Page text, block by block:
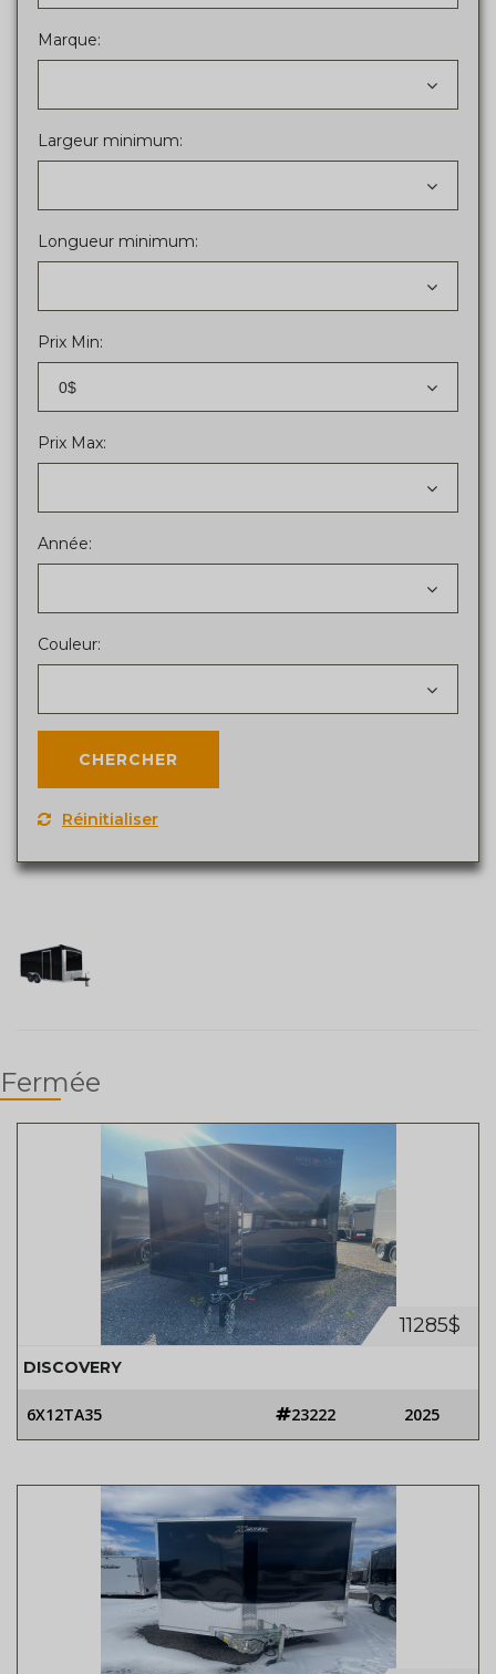
Marque:
Largeur minimum:
Longueur minimum:
Prix Min:
0$
Prix Max:
Année:
Couleur:
Réinitialiser
Fermée
11285$
DISCOVERY
6X12TA35 23222 2025